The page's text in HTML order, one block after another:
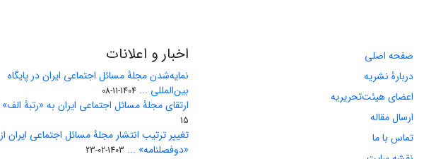
صفحه اصلی
دربارۀ نشریه
اعضای هیئت‌تحریریه
ارسال مقاله
تماس با ما
اخبار و اعلانات
نمایه‌شدن مجلۀ مسائل اجتماعی ایران در پایگاه
بین‌المللی ... 1404-11-08
ارتقای مجلۀ مسائل اجتماعی ایران به «رتبۀ الف»
15
تغییر ترتیب انتشار مجلۀ مسائل اجتماعی ایران از
«دوفصلنامه» ... 1403-02-23